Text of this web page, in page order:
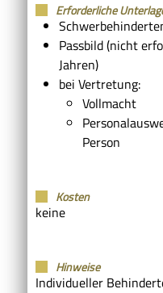
Erforderliche
Passbild (nicht
Jahren)
bei Vertretung:
Vollmacht
Person
Kosten
keine
Hinweise
Individueller